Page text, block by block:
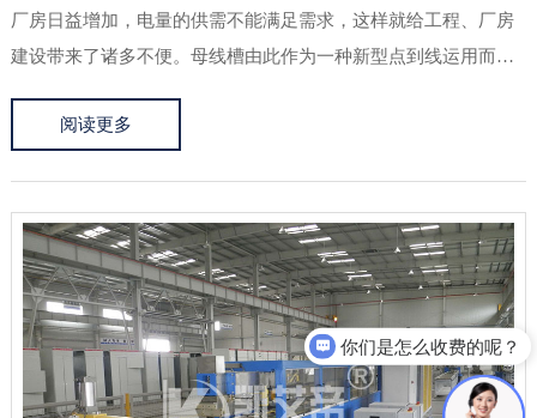
厂房日益增加，电量的供需不能满足需求，这样就给工程、厂房
建设带来了诸多不便。母线槽由此作为一种新型点到线运用而
并在母线槽中使用了高质量的绝缘材料，使母线槽更加安全可
阅读更多
你们是怎么收费的呢？